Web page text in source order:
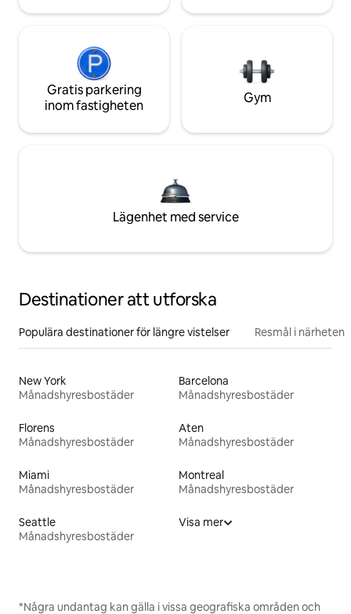
Gratis parkering
inom fastigheten
Gym
Lägenhet med service
Destinationer att utforska
Populära destinationer för längre vistelser Resmål i närheten
New York
Månadshyresbostäder
Barcelona
Månadshyresbostäder
Florens
Månadshyresbostäder
Aten
Månadshyresbostäder
Miami
Månadshyresbostäder
Montreal
Månadshyresbostäder
Seattle
Månadshyresbostäder
Visa mer
*Några undantag kan gälla i vissa geografiska områden och